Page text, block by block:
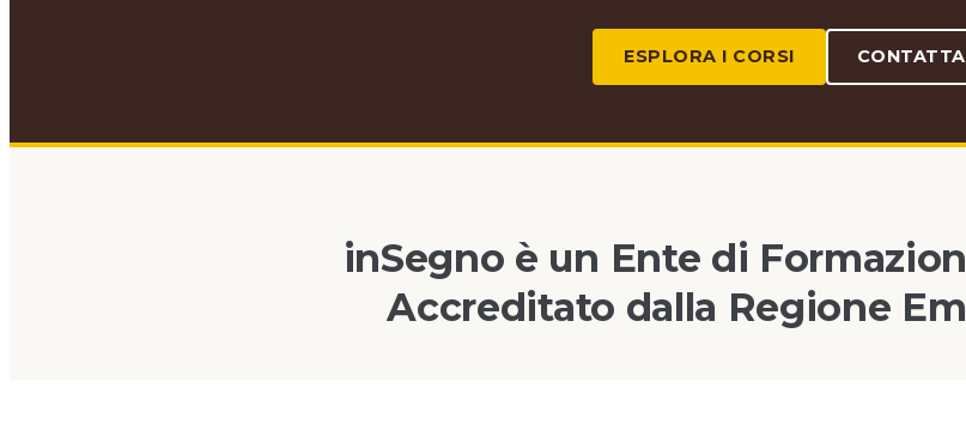
ESPLORA I CORSI
inSegno è un Ente di
Accreditato dalla Regione